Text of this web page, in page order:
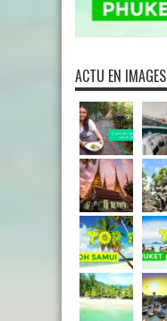
ACTU EN IMAGES